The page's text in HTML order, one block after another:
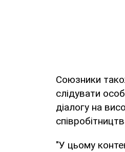
Союзники
слідувати
діалогу на
"У цьому